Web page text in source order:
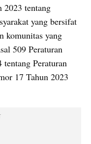
2023 tentang
yang bersifat
komunitas yang
509 Peraturan
Peraturan
17 Tahun 2023